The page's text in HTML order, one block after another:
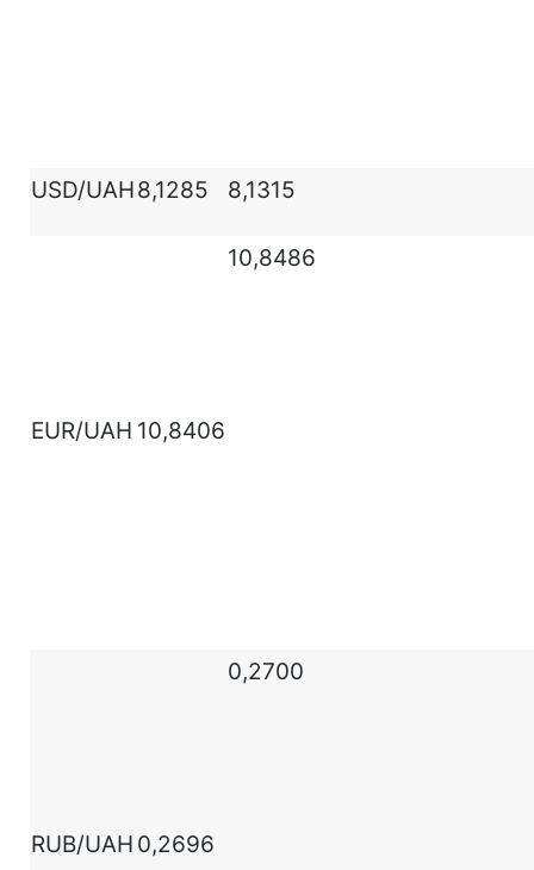
USD/UAH8,1285 8,1315
EUR/UAH 10,8406
10,8486
RUB/UAH 0,2696
0,2700